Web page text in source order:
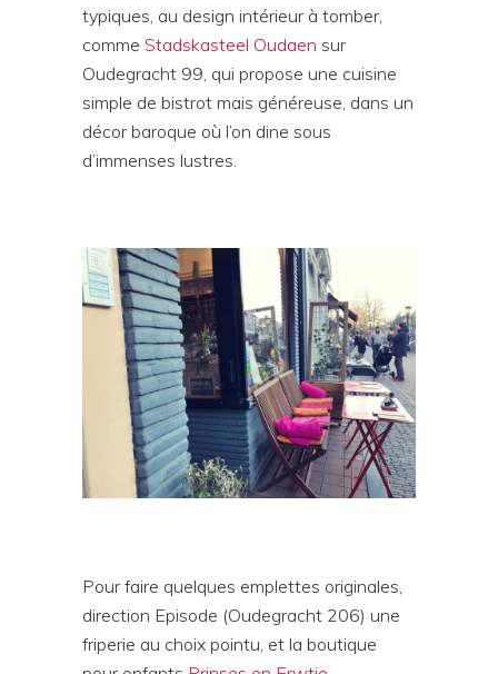
typiques, au design intérieur à tomber,
comme Stadskasteel Oudaen sur
Oudegracht 99, qui propose une cuisine
simple de bistrot mais généreuse, dans un
décor baroque où l’on dine sous
d’immenses lustres.
Pour faire quelques emplettes originales,
direction Episode (Oudegracht 206) une
friperie au choix pointu, et la boutique